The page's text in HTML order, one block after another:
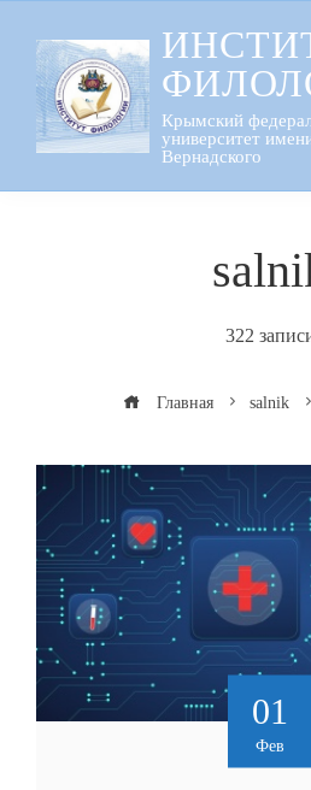
содержанию
Крымский
университет
Вернадского
322
Главная salnik
01
Фев